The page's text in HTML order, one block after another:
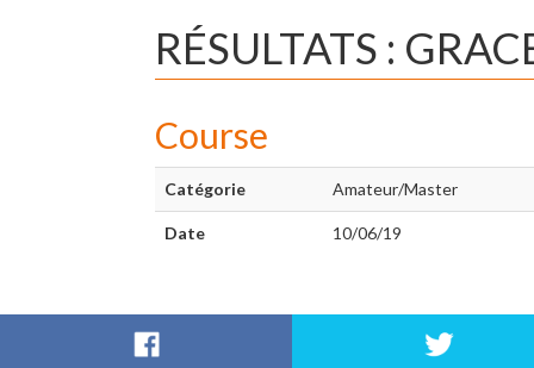
RÉSULTATS :
Course
Catégorie Amateur/Master
Date 10/06/19